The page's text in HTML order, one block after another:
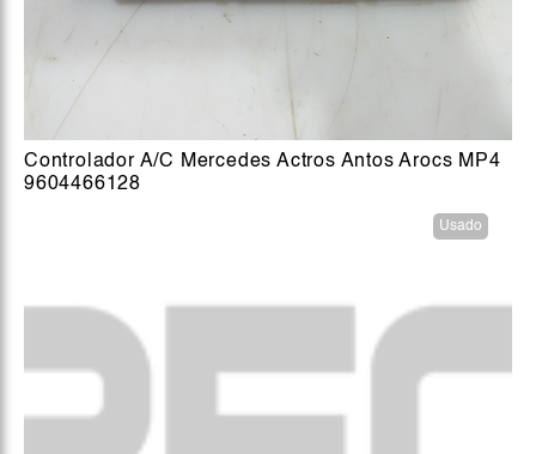
Controlador A/C Mercedes Actros Antos Arocs MP4
9604466128
Usado